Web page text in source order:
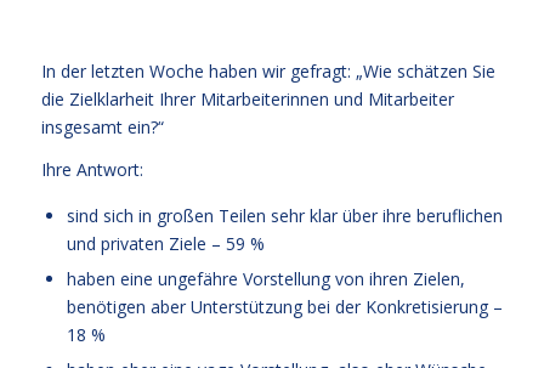
In der letzten Woche haben wir gefragt: „Wie schätzen Sie
die Zielklarheit Ihrer Mitarbeiterinnen und Mitarbeiter
insgesamt ein?“
Ihre Antwort:
sind sich in großen Teilen sehr klar über ihre beruflichen
und privaten Ziele – 59 %
haben eine ungefähre Vorstellung von ihren Zielen,
benötigen aber Unterstützung bei der Konkretisierung –
18 %